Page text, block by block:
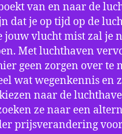
van en naar de
dat je op tijd op de
jouw vlucht mist zal je
Met luchthaven
geen zorgen over te
wat wegenkennis en
naar de
ze naar een
prijsverandering